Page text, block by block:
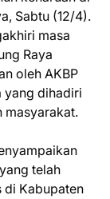
Sabtu (12/4).
masa
Raya
oleh AKBP
yang dihadiri
masyarakat.
telah
di Kabupaten